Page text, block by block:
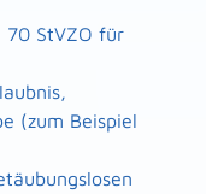
70 StVZO für
(zum Beispiel